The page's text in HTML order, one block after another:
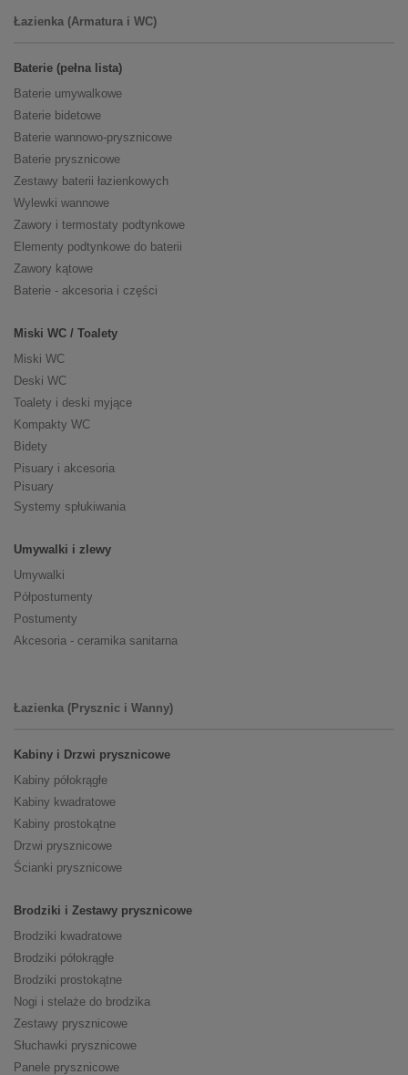
Łazienka (Armatura i WC)
Baterie (pełna lista)
Baterie umywalkowe
Baterie bidetowe
Baterie wannowo-prysznicowe
Baterie prysznicowe
Zestawy baterii łazienkowych
Wylewki wannowe
Zawory i termostaty podtynkowe
Elementy podtynkowe do baterii
Zawory kątowe
Baterie - akcesoria i części
Miski WC / Toalety
Miski WC
Deski WC
Toalety i deski myjące
Kompakty WC
Bidety
Pisuary i akcesoria
Pisuary
Systemy spłukiwania
Umywalki i zlewy
Umywalki
Półpostumenty
Postumenty
Akcesoria - ceramika sanitarna
Łazienka (Prysznic i Wanny)
Kabiny i Drzwi prysznicowe
Kabiny półokrągłe
Kabiny kwadratowe
Kabiny prostokątne
Drzwi prysznicowe
Ścianki prysznicowe
Brodziki i Zestawy prysznicowe
Brodziki kwadratowe
Brodziki półokrągłe
Brodziki prostokątne
Nogi i stelaże do brodzika
Zestawy prysznicowe
Słuchawki prysznicowe
Panele prysznicowe